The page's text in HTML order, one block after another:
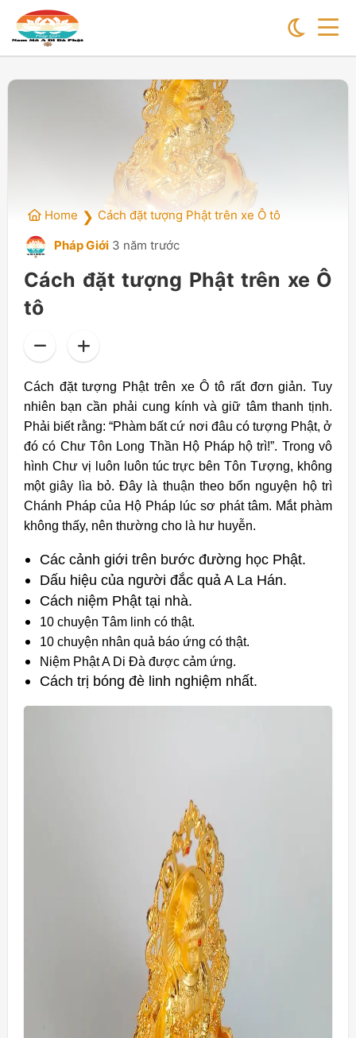
Home ❯ Cách đặt tượng Phật trên xe Ô tô
Pháp Giới 3 năm trước
Cách đặt tượng Phật trên xe Ô
tô
Cách đặt tượng Phật trên xe Ô tô rất đơn giản. Tuy
nhiên bạn cần phải cung kính và giữ tâm thanh tịnh.
Phải biết rằng: “Phàm bất cứ nơi đâu có tượng Phật, ở
đó có Chư Tôn Long Thần Hộ Pháp hộ trì!”. Trong vô
hình Chư vị luôn luôn túc trực bên Tôn Tượng, không
một giây lìa bỏ. Đây là thuận theo bổn nguyện hộ trì
Chánh Pháp của Hộ Pháp lúc sơ phát tâm. Mắt phàm
không thấy, nên thường cho là hư huyễn.
Các cảnh giới trên bước đường học Phật.
Dấu hiệu của người đắc quả A La Hán.
Cách niệm Phật tại nhà.
10 chuyện Tâm linh có thật.
10 chuyện nhân quả báo ứng có thật.
Niệm Phật A Di Đà được cảm ứng.
Cách trị bóng đè linh nghiệm nhất.